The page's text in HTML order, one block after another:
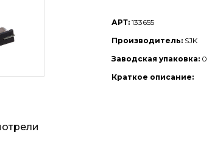
АРТ:133655
Производитель: SJK
Заводская упаковка: 0
Краткое описание: